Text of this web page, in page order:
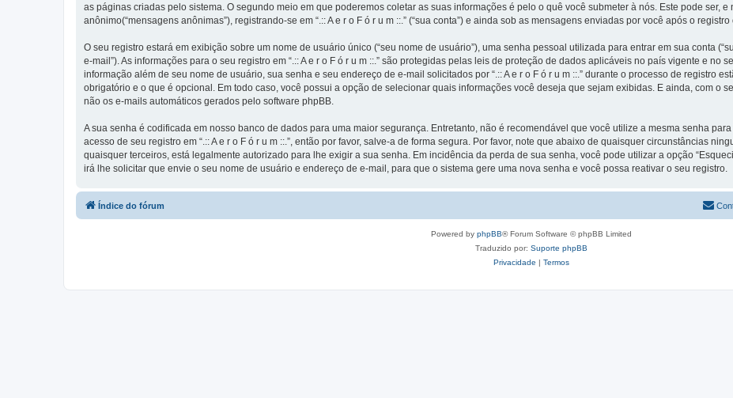
as páginas criadas pelo sistema. O segundo meio em que poderemos coletar as suas informações é pelo o quê você submeter à nós. Este pode ser,
anônimo(“mensagens anônimas”), registrando-se em “.:: A e r o F ó r u m ::.” (“sua conta”) e ainda sob as mensagens enviadas por você após o
O seu registro estará em exibição sobre um nome de usuário único (“seu nome de usuário”), uma senha pessoal utilizada para entrar em sua conta
e-mail”). As informações para o seu registro em “.:: A e r o F ó r u m ::.” são protegidas pelas leis de proteção de dados aplicáveis no país vigente e no
informação além de seu nome de usuário, sua senha e seu endereço de e-mail solicitados por “.:: A e r o F ó r u m ::.” durante o processo de registro
obrigatório e o que é opcional. Em todo caso, você possui a opção de selecionar quais informações você deseja que sejam exibidas. E ainda, com o
não os e-mails automáticos gerados pelo software phpBB.
A sua senha é codificada em nosso banco de dados para uma maior segurança. Entretanto, não é recomendável que você utilize a mesma senha
acesso de seu registro em “.:: A e r o F ó r u m ::.”, então por favor, salve-a de forma segura. Por favor, note que abaixo de quaisquer circunstâncias
quaisquer terceiros, está legalmente autorizado para lhe exigir a sua senha. Em incidência da perda de sua senha, você pode utilizar a opção
irá lhe solicitar que envie o seu nome de usuário e endereço de e-mail, para que o sistema gere uma nova senha e você possa reativar o seu registro.
Índice do fórum
Powered by phpBB® Forum Software © phpBB Limited
Traduzido por: Suporte phpBB
Privacidade | Termos